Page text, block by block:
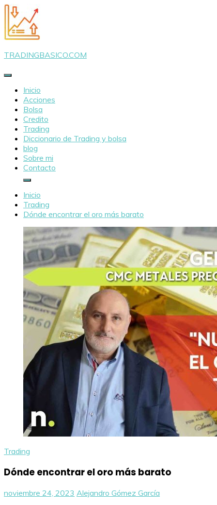
Saltar
al
contenido
TRADINGBASICO.COM
Inicio
Acciones
Bolsa
Credito
Trading
Diccionario de Trading y bolsa
blog
Sobre mi
Contacto
Inicio
Trading
Dónde encontrar el oro más barato
Trading
Dónde encontrar el oro más barato
noviembre 24, 2023 Alejandro Gómez García